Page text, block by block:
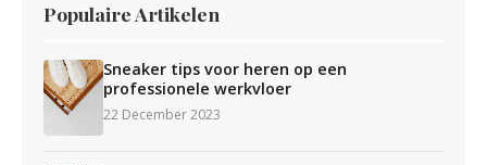
Populaire Artikelen
Sneaker tips voor heren op een
professionele werkvloer
22 December 2023